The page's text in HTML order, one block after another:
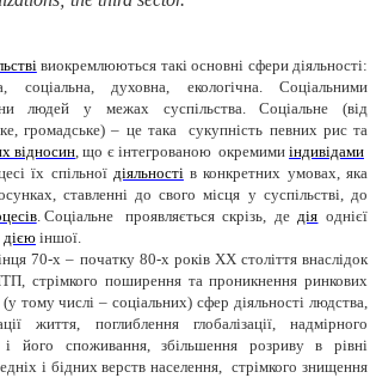
виокремлюються такі основні сфери діяльності:
соціальна, духовна, екологічна. Соціальними
людей у межах суспільства.Соціальне (від
громадське) – це така сукупність певних рис та
відносин, що є інтегрованою окремими індивідами
їх спільної діяльностів конкретних умовах, яка
ставленні до свого місця у суспільстві, до
. Соціальне проявляється скрізь, дедія однієї
дією іншої.
70-х – початку 80-х років ХХ століття внаслідок
стрімкого поширення та проникнення ринкових
тому числі – соціальних) сфер діяльності людства,
життя, поглиблення глобалізації, надмірного
і його споживання, збільшення розриву в рівні
і бідних верств населення, стрімкого знищення